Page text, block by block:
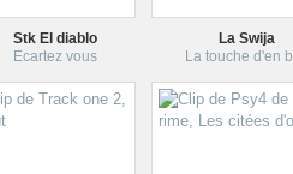
Stk El diablo
Ecartez vous
La Swija
La touche d'en